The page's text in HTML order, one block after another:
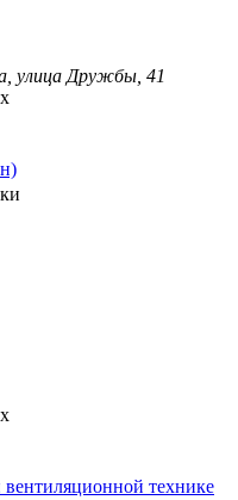
улица Дружбы, 41
технике